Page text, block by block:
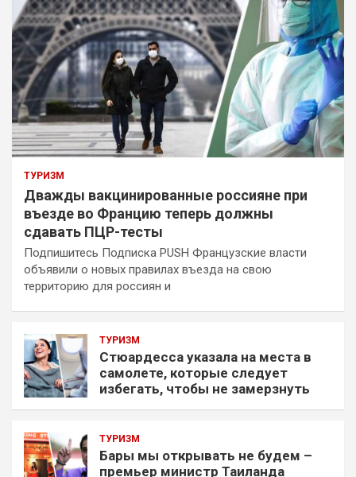
ТУРИЗМ
Дважды вакцинированные россияне при
въезде во Францию теперь должны
сдавать ПЦР-тесты
Подпишитесь Подписка PUSH Французские власти
объявили о новых правилах въезда на свою
территорию для россиян и
ТУРИЗМ
Стюардесса указала на места в
самолете, которые следует
избегать, чтобы не замерзнуть
ТУРИЗМ
Бары мы открывать не будем –
премьер министр Таиланда